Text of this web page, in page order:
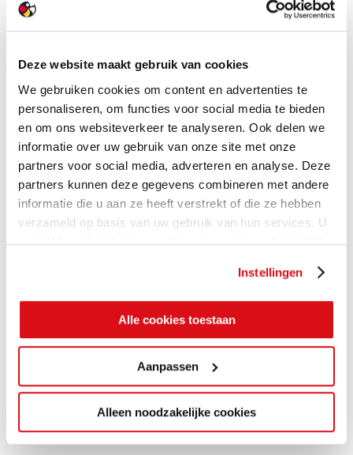
Deze website maakt gebruik van cookies
We gebruiken cookies om content en advertenties te
personaliseren, om functies voor social media te bieden
en om ons websiteverkeer te analyseren. Ook delen we
informatie over uw gebruik van onze site met onze
partners voor social media, adverteren en analyse. Deze
partners kunnen deze gegevens combineren met andere
informatie die u aan ze heeft verstrekt of die ze hebben
verzameld op basis van uw gebruik van hun services. U
gaat akkoord met onze cookies als u onze website blijft
Instellingen
Alle cookies toestaan
Aanpassen
Alleen noodzakelijke cookies